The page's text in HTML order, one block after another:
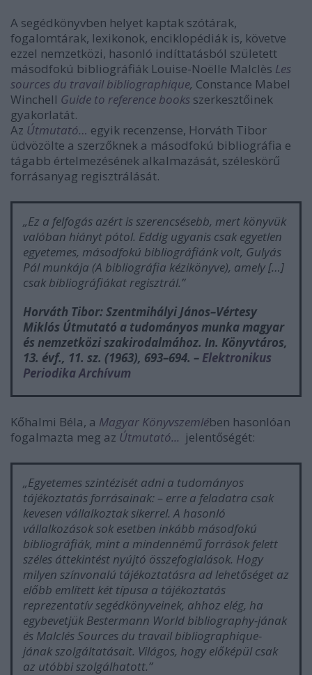
A segédkönyvben helyet kaptak szótárak,
fogalomtárak, lexikonok, enciklopédiák is, követve
ezzel nemzetközi, hasonló indíttatásból született
másodfokú bibliográfiák Louise-Noëlle Malclès Les
sources du travail bibliographique, Constance Mabel
Winchell Guide to reference books szerkesztőinek
gyakorlatát.
Az Útmutató… egyik recenzense, Horváth Tibor
üdvözölte a szerzőknek a másodfokú bibliográfia e
tágabb értelmezésének alkalmazását, széleskörű
forrásanyag regisztrálását.
„Ez a felfogás azért is szerencsésebb, mert könyvük
valóban hiányt pótol. Eddig ugyanis csak egyetlen
egyetemes, másodfokú bibliográfiánk volt, Gulyás
Pál munkája (A bibliográfia kézikönyve), amely […]
csak bibliográfiákat regisztrál.”
Horváth Tibor: Szentmihályi János–Vértesy
Miklós Útmutató a tudományos munka magyar
és nemzetközi szakirodalmához. In. Könyvtáros,
13. évf., 11. sz. (1963), 693–694. – Elektronikus
Periodika Archívum
Kőhalmi Béla, a Magyar Könyvszemlében hasonlóan
fogalmazta meg az Útmutató... jelentőségét:
„Egyetemes szintézisét adni a tudományos
tájékoztatás forrásainak: – erre a feladatra csak
kevesen vállalkoztak sikerrel. A hasonló
vállalkozások sok esetben inkább másodfokú
bibliográfiák, mint a mindennémű források felett
széles áttekintést nyújtó összefoglalások. Hogy
milyen színvonalú tájékoztatásra ad lehetőséget az
előbb említett két típusa a tájékoztatás
reprezentatív segédkönyveinek, ahhoz elég, ha
egybevetjük Bestermann World bibliography-jának
és Malclés Sources du travail bibliographique-
jának szolgáltatásait. Világos, hogy előképül csak
az utóbbi szolgálhatott.”